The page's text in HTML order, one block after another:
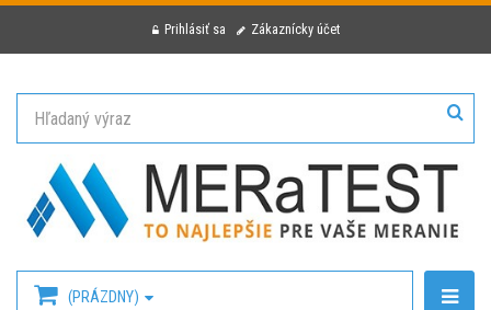
Prihlásiť sa Zákaznícky účet
(PRÁZDNY)